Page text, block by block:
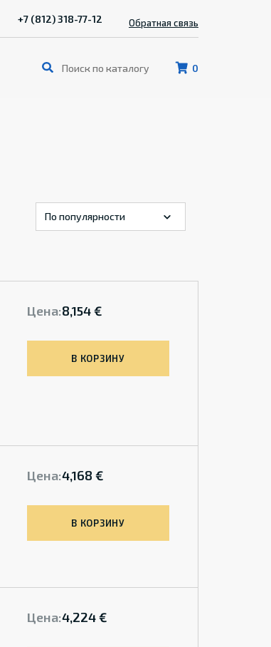
0
+7 (812) 318-77-12 Обратная связь
Цена:8,154 €
В КОРЗИНУ
Цена:4,168 €
В КОРЗИНУ
Цена:4,224 €